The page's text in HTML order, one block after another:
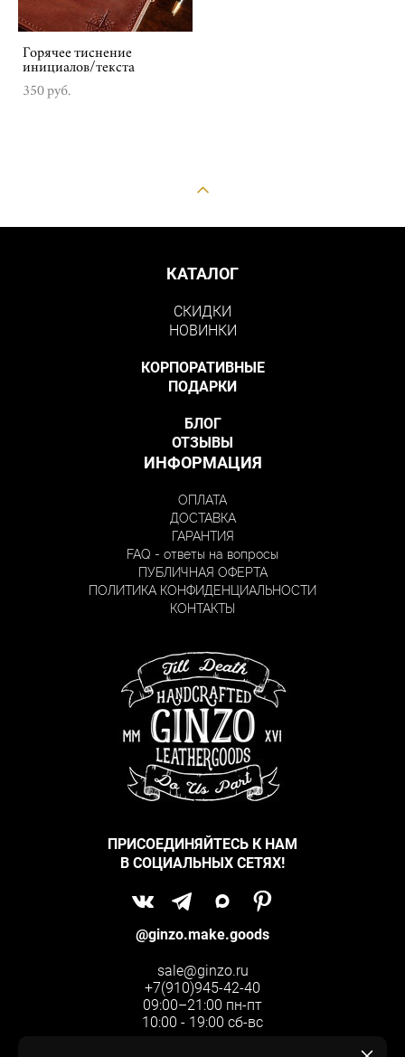
Горячее тиснение
инициалов/текста
350 pуб.
КАТАЛОГ
СКИДКИ
НОВИНКИ
КОРПОРАТИВНЫЕ
ПОДАРКИ
БЛОГ
ОТЗЫВЫ
ИНФОРМАЦИЯ
ОПЛАТА
ДОСТАВКА
ГАРАНТИЯ
FAQ - ответы на вопросы
ПУБЛИЧНАЯ ОФЕРТА
ПОЛИТИКА КОНФИДЕНЦИАЛЬНОСТИ
КОНТАКТЫ
ПРИСОЕДИНЯЙТЕСЬ К НАМ
В СОЦИАЛЬНЫХ СЕТЯХ!
@ginzo.make.goods
sale@ginzo.ru
+7(910)945-42-40
09:00–21:00 пн-пт
10:00 - 19:00 сб-вс